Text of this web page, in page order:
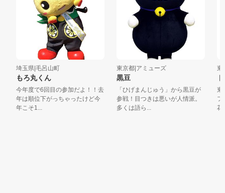
埼玉県|毛呂山町
もろ丸くん
今年度で6回目の参加だよ！！去
年は順位下がっちゃったけど今
年こそ1...
東京都|アミューズ
黒豆
「ひげまんじゅう」から黒豆が
参戦！目つきは悪いが人情派。
多くは語ら...
東
ト
東
フ
花